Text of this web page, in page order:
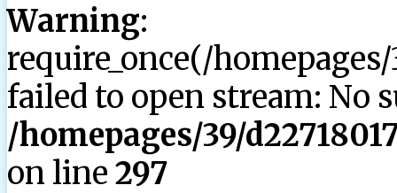
Warning:
require_once(/
failed to open stream: No
/homepages/39/
on line 297